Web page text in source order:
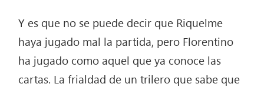
Y es que no se puede decir que Riquelme
haya jugado mal la partida, pero Florentino
ha jugado como aquel que ya conoce las
cartas. La frialdad de un trilero que sabe que